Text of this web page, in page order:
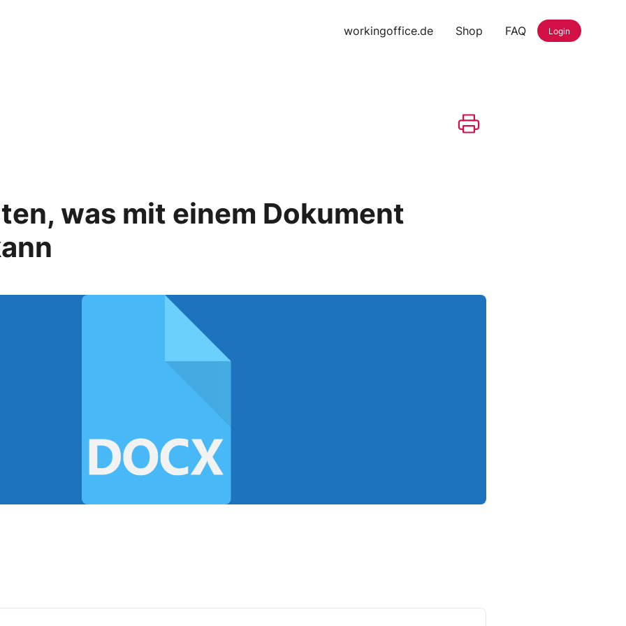
workingoffice.de Shop FAQ Login
was mit einem Dokument